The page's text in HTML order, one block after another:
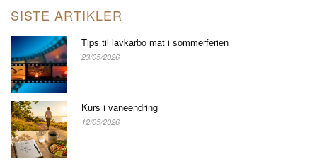
SISTE ARTIKLER
Tips til lavkarbo mat i sommerferien
23/05/2026
Kurs i vaneendring
12/05/2026